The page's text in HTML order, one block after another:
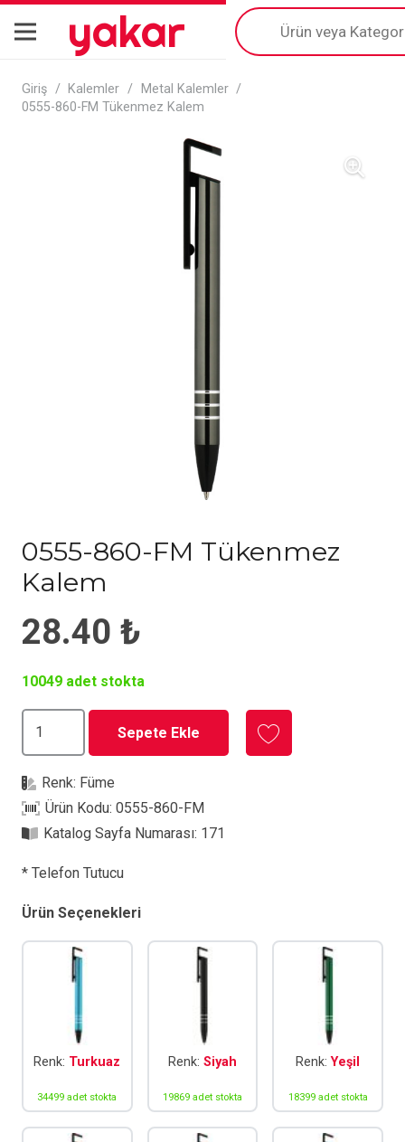
yakar
Products
search
Giriş / Kalemler / Metal Kalemler /
0555-860-FM Tükenmez Kalem
0555-860-FM Tükenmez
Kalem
28.40 ₺
10049 adet stokta
Tükenmez
Sepete Ekle
Renk: Füme
Ürün Kodu:0555-860-FM
Katalog Sayfa Numarası: 171
* Telefon Tutucu
Ürün Seçenekleri
Renk: Turkuaz
34499 adet stokta
Renk: Siyah
19869 adet stokta
Renk:Yeşil
18399 adet stokta